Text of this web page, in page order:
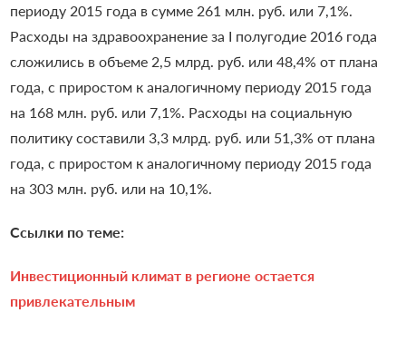
периоду 2015 года в сумме 261 млн. руб. или 7,1%.
Расходы на здравоохранение за I полугодие 2016 года
сложились в объеме 2,5 млрд. руб. или 48,4% от плана
года, с приростом к аналогичному периоду 2015 года
на 168 млн. руб. или 7,1%. Расходы на социальную
политику составили 3,3 млрд. руб. или 51,3% от плана
года, с приростом к аналогичному периоду 2015 года
на 303 млн. руб. или на 10,1%.
Ссылки по теме:
Инвестиционный климат в регионе остается
привлекательным